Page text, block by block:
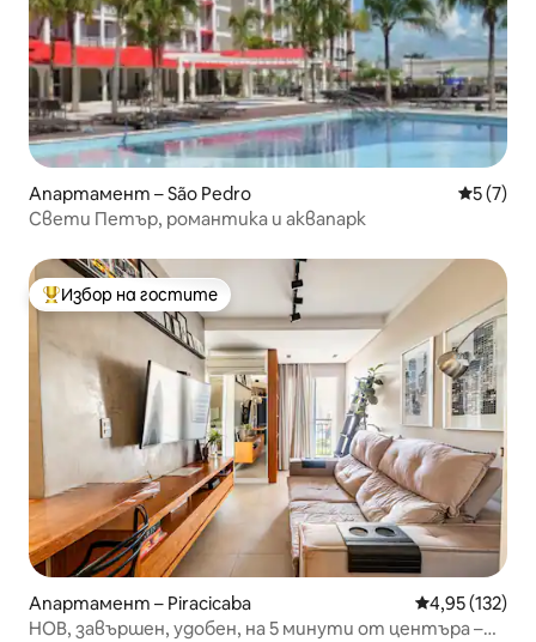
Апартамент – São Pedro Средна
5 (7)
Свети Петър, романтика и аквапарк
Най-популярен избор на гостите
Избор на гостите
Апартамент – Piracicaba Средна
4,95 (132)
НОВ, завършен, удобен, на 5 минути от центъра –